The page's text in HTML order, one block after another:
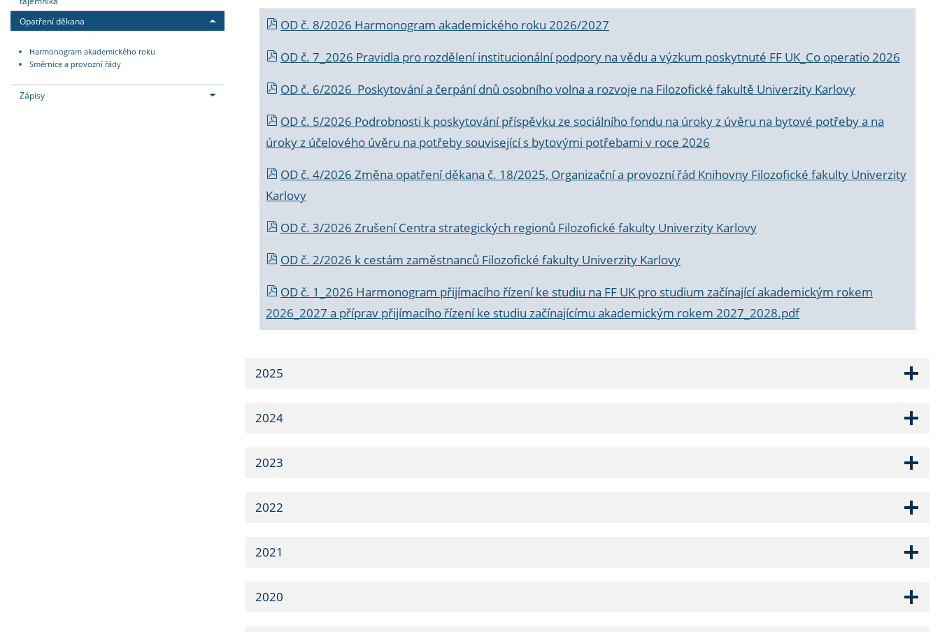
Opatření děkana
Harmonogram akademického roku
Směrnice a provozní řády
Zápisy
OD č. 8/2026 Harmonogram akademického roku 2026/2027
OD č. 7_2026 Pravidla pro rozdělení institucionální podpory na vědu a výzkum poskytnuté FF UK_Co operatio 2026
OD č. 6/2026 Poskytování a čerpání dnů osobního volna a rozvoje na Filozofické fakultě Univerzity Karlovy
OD č. 5/2026 Podrobnosti k poskytování příspěvku ze sociálního fondu na úroky z úvěru na bytové potřeby a na
úroky z účelového úvěru na potřeby související s bytovými potřebami v roce 2026
OD č. 4/2026 Změna opatření děkana č. 18/2025, Organizační a provozní řád Knihovny Filozofické fakulty Univerzity
Karlovy
OD č. 3/2026 Zrušení Centra strategických regionů Filozofické fakulty Univerzity Karlovy
OD č. 2/2026 k cestám zaměstnanců Filozofické fakulty Univerzity Karlovy
OD č. 1_2026 Harmonogram přijímacího řízení ke studiu na FF UK pro studium začínající akademickým rokem
2026_2027 a příprav přijímacího řízení ke studiu začínajícímu akademickým rokem 2027_2028.pdf
2025
2024
2023
2022
2021
2020